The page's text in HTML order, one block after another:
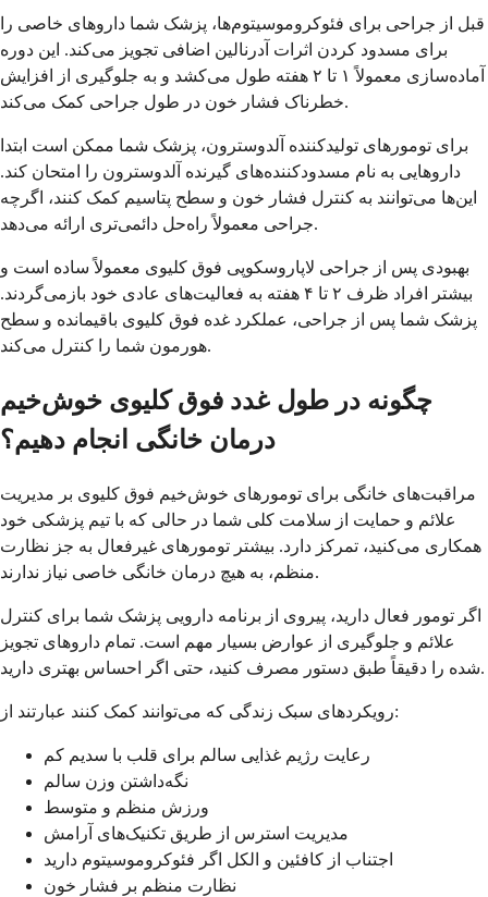
قبل از جراحی برای فئوکروموسیتوم‌ها، پزشک شما داروهای خاصی را
برای مسدود کردن اثرات آدرنالین اضافی تجویز می‌کند. این دوره
آماده‌سازی معمولاً ۱ تا ۲ هفته طول می‌کشد و به جلوگیری از افزایش
خطرناک فشار خون در طول جراحی کمک می‌کند.
برای تومورهای تولیدکننده آلدوسترون، پزشک شما ممکن است ابتدا
داروهایی به نام مسدودکننده‌های گیرنده آلدوسترون را امتحان کند.
این‌ها می‌توانند به کنترل فشار خون و سطح پتاسیم کمک کنند، اگرچه
جراحی معمولاً راه‌حل دائمی‌تری ارائه می‌دهد.
بهبودی پس از جراحی لاپاروسکوپی فوق کلیوی معمولاً ساده است و
بیشتر افراد ظرف ۲ تا ۴ هفته به فعالیت‌های عادی خود بازمی‌گردند.
پزشک شما پس از جراحی، عملکرد غده فوق کلیوی باقیمانده و سطح
هورمون شما را کنترل می‌کند.
چگونه در طول غدد فوق کلیوی خوش‌خیم
درمان خانگی انجام دهیم؟
مراقبت‌های خانگی برای تومورهای خوش‌خیم فوق کلیوی بر مدیریت
علائم و حمایت از سلامت کلی شما در حالی که با تیم پزشکی خود
همکاری می‌کنید، تمرکز دارد. بیشتر تومورهای غیرفعال به جز نظارت
منظم، به هیچ درمان خانگی خاصی نیاز ندارند.
اگر تومور فعال دارید، پیروی از برنامه دارویی پزشک شما برای کنترل
علائم و جلوگیری از عوارض بسیار مهم است. تمام داروهای تجویز
شده را دقیقاً طبق دستور مصرف کنید، حتی اگر احساس بهتری دارید.
رویکردهای سبک زندگی که می‌توانند کمک کنند عبارتند از:
رعایت رژیم غذایی سالم برای قلب با سدیم کم
نگه‌داشتن وزن سالم
ورزش منظم و متوسط
مدیریت استرس از طریق تکنیک‌های آرامش
اجتناب از کافئین و الکل اگر فئوکروموسیتوم دارید
نظارت منظم بر فشار خون